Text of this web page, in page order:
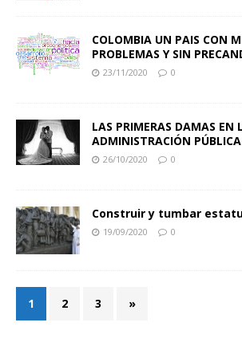
COLOMBIA UN PAIS CON
PROBLEMAS Y SIN
23/11/2020 0
LAS PRIMERAS DAMAS EN
ADMINISTRACIÓN
26/10/2020 0
Construir y tumbar
19/09/2020 0
1 2 3 »